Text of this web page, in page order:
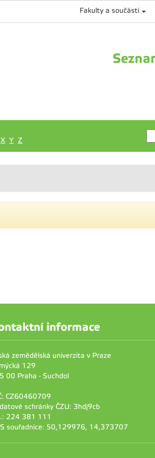
Fakulty a součásti
X Y Z
informace
zemědělská univerzita v Praze
129
00 Praha - Suchdol
CZ60460709
schránky ČZU: 3hdj9cb
224 381 111
souřadnice: 50,129976, 14,373707